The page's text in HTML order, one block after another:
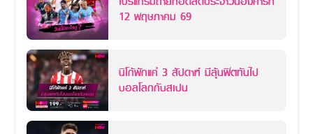
12 พฤษภาคม 69
นิโก้พักแค่ 3 สัปดาห์ มีลุ้นฟิตทันไป
บอลโลกกับสเปน